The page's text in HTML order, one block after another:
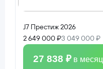
J7 Престиж 2026
2 649 000 ₽3 049 000 ₽
27 838 ₽ в месяц